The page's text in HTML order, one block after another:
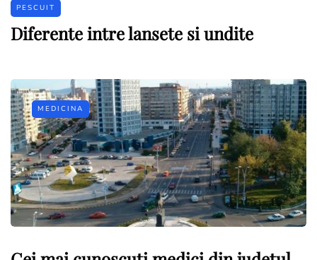
PESCUIT
Diferente intre lansete si undite
MEDICINA